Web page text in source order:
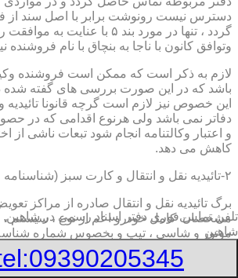
دسترس نیست رونوشت برابر با اصل سند از
گردد ، تنها در مورد بند ۵ با
وتوافق کانون با ناجا به بنچاق با نام
لازم به ذکر است که ممکن است فروشنده
باشد که در این صورت بررسی های گفته
این خصوص نیز لازم است گرچه قانونا تائیدیه
دفاتر نمی باشد ولی هرنوع اقدامی که در
و اعتبار وکالتنامه انجام شود تبعات ناشی از
کاهش می دهد.
۲-تائیدیه نقل و انتقال و کارت سبز (شناسنامه مالکیت)
برگ تائیدیه نقل و انتقال صادره از مراکز
مشخصات کامل خودرو اعم از نوع ، سیستم ،
صدر صفحه و مشخصات فروشنده و خریدار
سجلی و شماره ملی و کدپستی و آدرس و
تلفن تماس فوری دفتر اسناد رسمی در
شاهین